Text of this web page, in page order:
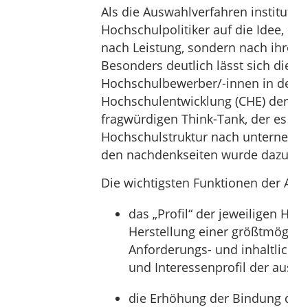
Als die Auswahlverfahren
Hochschulpolitiker auf die
nach Leistung, sondern nach
Besonders deutlich lässt sich
Hochschulbewerber/-innen in
Hochschulentwicklung (CHE)
fragwürdigen Think-Tank, der
Hochschulstruktur nach
den nachdenkseiten wurde
Die wichtigsten Funktionen der
das „Profil“ der jeweiligen
Herstellung einer
Anforderungs- und
und Interessenprofil der
die Erhöhung der Bindung